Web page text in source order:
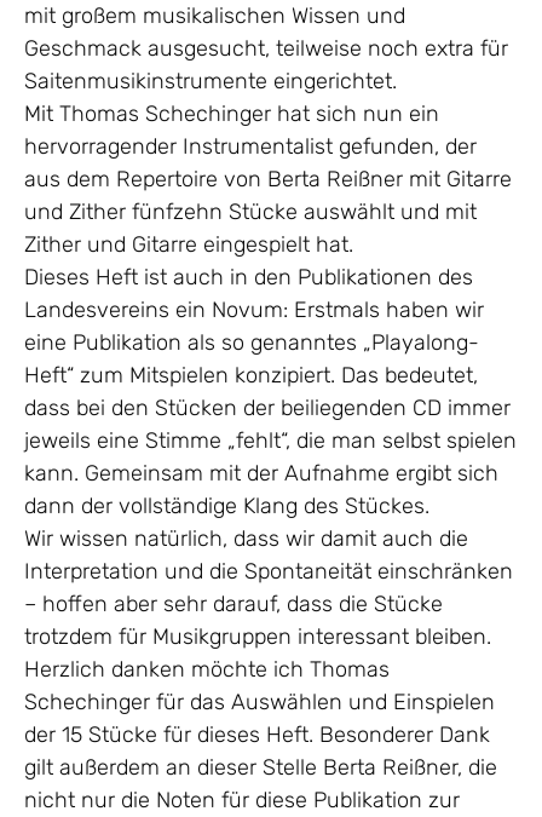
mit großem musikalischen Wissen und
Geschmack ausgesucht, teilweise noch extra für
Saitenmusikinstrumente eingerichtet.
Mit Thomas Schechinger hat sich nun ein
hervorragender Instrumentalist gefunden, der
aus dem Repertoire von Berta Reißner mit Gitarre
und Zither fünfzehn Stücke auswählt und mit
Zither und Gitarre eingespielt hat.
Dieses Heft ist auch in den Publikationen des
Landesvereins ein Novum: Erstmals haben wir
eine Publikation als so genanntes „Playalong-
Heft“ zum Mitspielen konzipiert. Das bedeutet,
dass bei den Stücken der beiliegenden CD immer
jeweils eine Stimme „fehlt“, die man selbst spielen
kann. Gemeinsam mit der Aufnahme ergibt sich
dann der vollständige Klang des Stückes.
Wir wissen natürlich, dass wir damit auch die
Interpretation und die Spontaneität einschränken
– hoffen aber sehr darauf, dass die Stücke
trotzdem für Musikgruppen interessant bleiben.
Herzlich danken möchte ich Thomas
Schechinger für das Auswählen und Einspielen
der 15 Stücke für dieses Heft. Besonderer Dank
gilt außerdem an dieser Stelle Berta Reißner, die
nicht nur die Noten für diese Publikation zur